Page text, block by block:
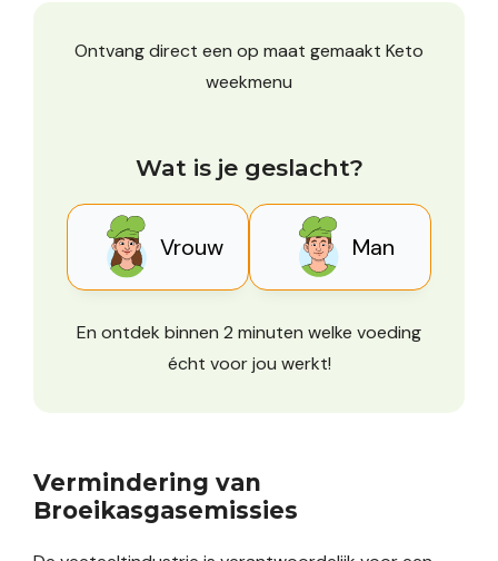
Ontvang direct een op maat gemaakt Keto
weekmenu
Wat is je geslacht?
Vrouw Man
En ontdek binnen 2 minuten welke voeding
écht voor jou werkt!
Vermindering van
Broeikasgasemissies